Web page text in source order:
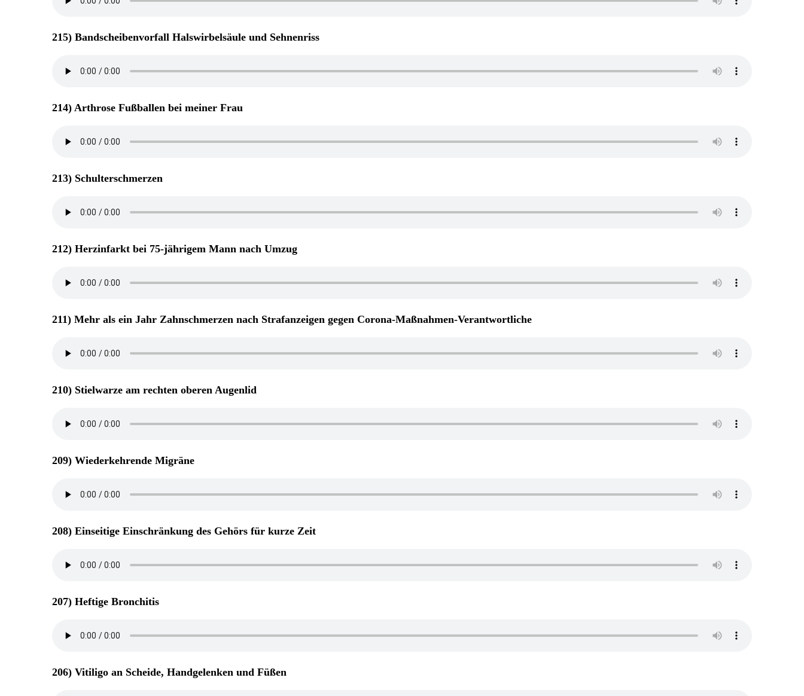
215) Bandscheibenvorfall Halswirbelsäule und Sehnenriss
214) Arthrose Fußballen bei meiner Frau
213) Schulterschmerzen
212) Herzinfarkt bei 75-jährigem Mann nach Umzug
211) Mehr als ein Jahr Zahnschmerzen nach Strafanzeigen gegen Corona-Maßnahmen-Verantwortliche
210) Stielwarze am rechten oberen Augenlid
209) Wiederkehrende Migräne
208) Einseitige Einschränkung des Gehörs für kurze Zeit
207) Heftige Bronchitis
206) Vitiligo an Scheide, Handgelenken und Füßen